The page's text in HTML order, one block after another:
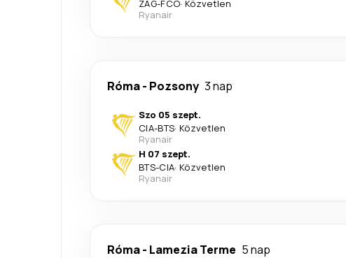
ZAG-FCO· Közvetlen
Ryanair
Róma- Pozsony 3 nap
Szo 05 szept.
CIA-BTS· Közvetlen
Ryanair
H 07 szept.
BTS-CIA· Közvetlen
Ryanair
Róma- Lamezia Terme 5 nap